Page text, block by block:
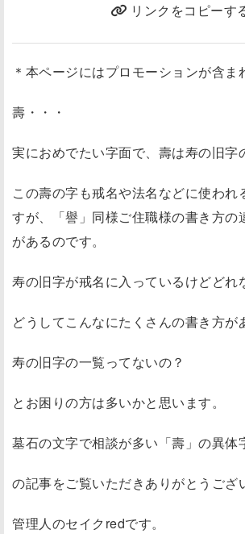
リンクをコピーす
＊本ページにはプロモーションが含ま
壽・・・
実におめでたい字面で、壽は寿の旧字
この壽の字も戒名や法名などに使われ
すが、「譽」同様ご住職様の書き方の
があるのです。
寿の旧字が戒名に入っているけどどれ
どうしてこんなにたくさんの書き方が
寿の旧字の一覧ってないの？
とお困りの方は多いかと思います。
墓石の文字で相談が多い「壽」の異体
の記事をご覧いただきありがとうござ
管理人のセイクredです。